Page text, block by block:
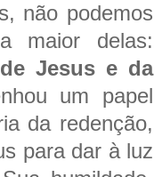
não podemos
maior delas:
Jesus e da
um papel
da redenção,
para dar à luz